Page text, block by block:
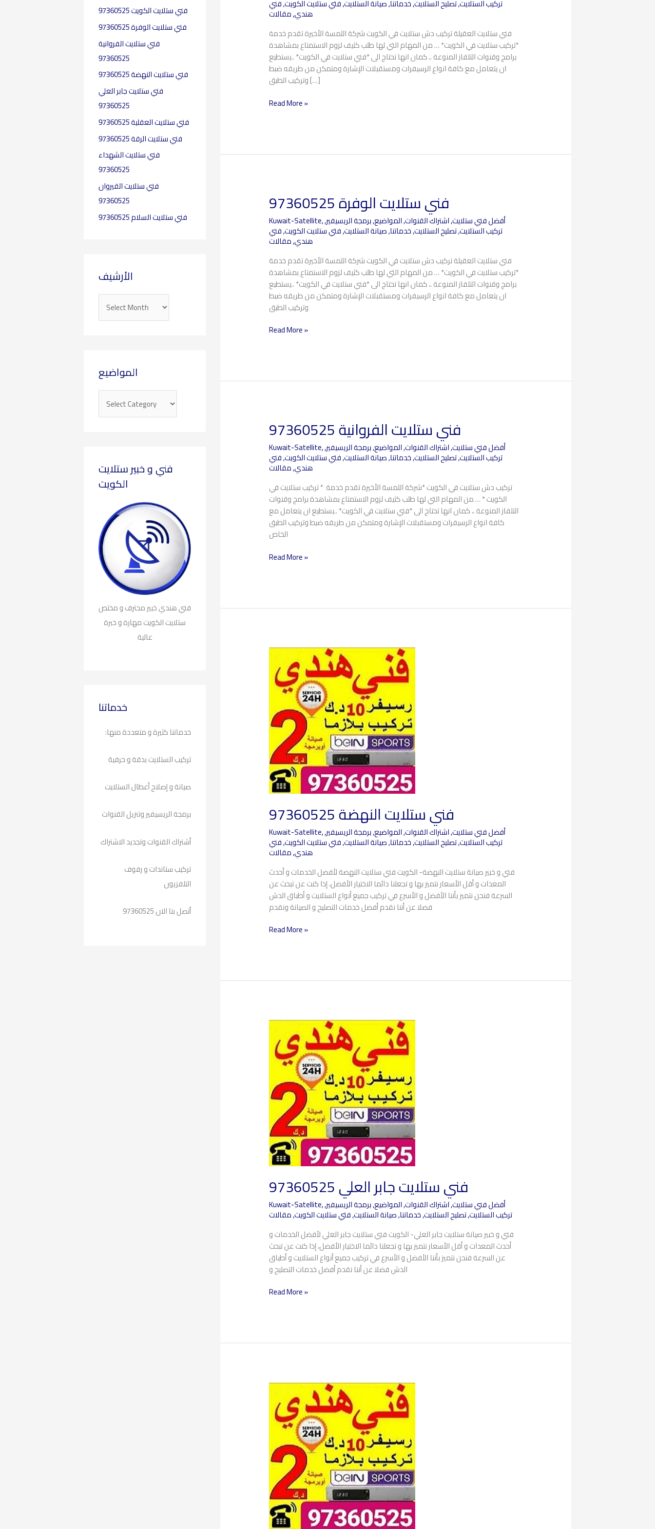
f
o
r
:
فني ستلايت الكويت 97360525
فني ستلايت الوفرة 97360525
فني ستلايت الفروانية
97360525
فني ستلايت النهضة 97360525
فني ستلايت جابر العلي
97360525
فني ستلايت العقلية​ 97360525
فني ستلايت الرقة 97360525
فني ستلايت الشهداء
97360525
فني ستلايت القيروان
97360525
فني ستلايت السلام 97360525
الأرشيف
المواضيع
فني و خبير ستلايت
الكويت
فني هندي خبير محترف و مختص
ستلايت الكويت مهارة و خبرة
عالية
خدماتنا
خدماتنا كثيرة و متعددة منها:
تركيب الستلايت بدقة و حرفية
صيانة و إصلاح أعطال الستلايت
برمجة الريسيفير وتنزيل القنوات
أشتراك القنوات وتجديد الاشتراك
تركيب ستاندات و رفوف
التلفزيون
أتصل بنا الان 97360525
تركيب الستلايت,تصليح الستلايت,خدماتنا,صيانة الستلايت,فتي ستلايت الكويت,فني
هندي,مقالات
فني ستلايت العقيلة تركيب دش ستلايت في الكويت شركة اللمسة الأخيرة تقدم خدمة
*تركيب ستلايت في الكويت* … من المهام التي لها طلب كثيف لزوم الاستمتاع بمشاهدة
برامج وقنوات التلفاز المنوعة .، كمان انها تحتاج الى *فني ستلايت في الكويت* ..يستطيع
ان يتعامل مع كافة انواع الرسيفرات ومستقبلات الإشارة ومتمكن من طريقه ضبط
وتركيب الطبق […]
97360525
Read More »
فني ستلايت الوفرة 97360525
Kuwait-Satellite, أفضل فني ستلايت,اشتراك القنوات,المواضيع,برمجة الريسيفير,
تركيب الستلايت,تصليح الستلايت,خدماتنا,صيانة الستلايت,فتي ستلايت الكويت,فني
هندي,مقالات
فني ستلايت العقيلة تركيب دش ستلايت في الكويت شركة اللمسة الأخيرة تقدم خدمة
*تركيب ستلايت في الكويت* … من المهام التي لها طلب كثيف لزوم الاستمتاع بمشاهدة
برامج وقنوات التلفاز المنوعة .، كمان انها تحتاج الى *فني ستلايت في الكويت* ..يستطيع
ان يتعامل مع كافة انواع الرسيفرات ومستقبلات الإشارة ومتمكن من طريقه ضبط
وتركيب الطبق
فني
ستلايت
الوفرة
97360525
Read More »
فني ستلايت الفروانية 97360525
Kuwait-Satellite, أفضل فني ستلايت,اشتراك القنوات,المواضيع,برمجة الريسيفير,
تركيب الستلايت,تصليح الستلايت,خدماتنا,صيانة الستلايت,فتي ستلايت الكويت,فني
هندي,مقالات
تركيب دش ستلايت في الكويت *شركة اللمسة الأخيرة تقدم خدمة * تركيب ستلايت في
الكويت * … من المهام التي لها طلب كثيف لزوم الاستمتاع بمشاهدة برامج وقنوات
التلفاز المنوعة .، كمان انها تحتاج الى *فني ستلايت في الكويت* ..يستطيع ان يتعامل مع
كافة انواع الرسيفرات ومستقبلات الإشارة ومتمكن من طريقه ضبط وتركيب الطبق
الخاص
فني
ستلايت
الفروانية
97360525
Read More »
فني ستلايت النهضة 97360525
Kuwait-Satellite, أفضل فني ستلايت,اشتراك القنوات,المواضيع,برمجة الريسيفير,
تركيب الستلايت,تصليح الستلايت,خدماتنا,صيانة الستلايت,فتي ستلايت الكويت,فني
هندي,مقالات
فني و خبير صيانة ستلايت النهضة- الكويت فني ستلايت النهضة لأفضل الخدمات و أحدث
المعدات و أقل الأسعار نتميز بها و تجعلنا دائما الاختيار الأفضل، إذا كنت عن تبحث عن
السرعة فنحن نتميز بأننا الأفضل و الأسرع في تركيب جميع أنواع الستلايت و أطباق الدش
فضلا عن أننا نقدم أفضل خدمات التصليح و الصيانة ونقدم
فني
ستلايت
النهضة
97360525
Read More »
فني ستلايت جابر العلي 97360525
Kuwait-Satellite, أفضل فني ستلايت,اشتراك القنوات,المواضيع,برمجة الريسيفير,
تركيب الستلايت,تصليح الستلايت,خدماتنا,صيانة الستلايت,فتي ستلايت الكويت,مقالات
فني و خبير صيانة ستلايت جابر العلي- الكويت فني ستلايت جابر العلي لأفضل الخدمات و
أحدث المعدات و أقل الأسعار نتميز بها و تجعلنا دائما الاختيار الأفضل، إذا كنت عن تبحث
عن السرعة فنحن نتميز بأننا الأفضل و الأسرع في تركيب جميع أنواع الستلايت و أطباق
الدش فضلا عن أننا نقدم أفضل خدمات التصليح و
فني
ستلايت
جابر
العلي
97360525
Read More »
فني
ستلايت
العقلية​
97360525